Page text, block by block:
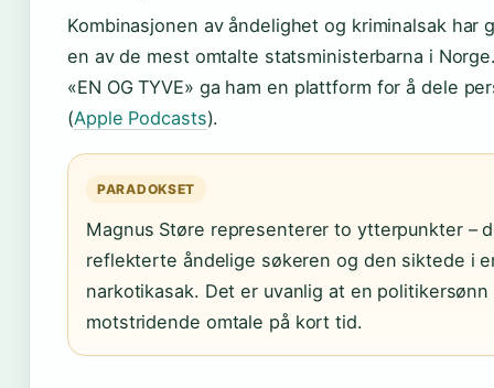
Kombinasjonen av åndelighet og kriminalsak har
en av de mest omtalte statsministerbarna i
«EN OG TYVE» ga ham en plattform for å dele
(Apple Podcasts).
PARADOKSET
Magnus Støre representerer to ytterpunkter –
reflekterte åndelige søkeren og den siktede i
narkotikasak. Det er uvanlig at en politikersønn
motstridende omtale på kort tid.